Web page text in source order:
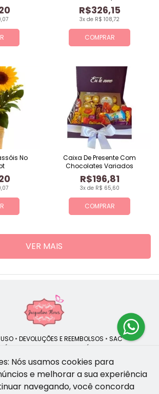
COMPRAR
3x de R$ 108,72
R$326,15
No
COMPRAR
3x de R$ 65,60
R$196,81
Caixa De Presente Com
Chocolates Variados
VER MAIS
• DEVOLUÇÕES E REEMBOLSOS • SAC
DE PRIVACIDADE POLÍTICA DE COOKIES
Flores | CNPJ: 47.335.418/0001-13
Nós usamos cookies para
e melhorar a sua experiência
navegando, você concorda